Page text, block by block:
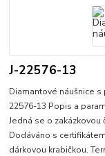
J-22576-13
Diamantové náušnice
22576-13 Popis a
Jedná se o
Dodáváno s
dárkovou krabičkou.